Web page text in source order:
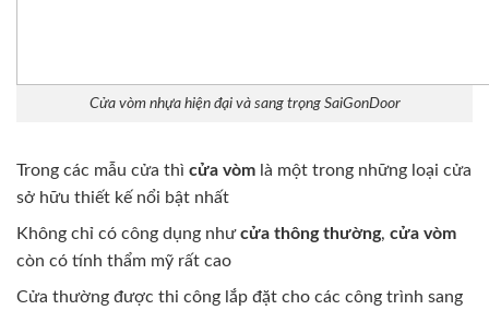
Cửa vòm nhựa hiện đại và sang trọng SaiGonDoor
Trong các mẫu cửa thì cửa vòm là một trong những loại cửa
sở hữu thiết kế nổi bật nhất
Không chỉ có công dụng nhưcửa thông thường, cửa vòm
còn có tính thẩm mỹ rất cao
Cửa thường được thi công lắp đặt cho các công trình sang